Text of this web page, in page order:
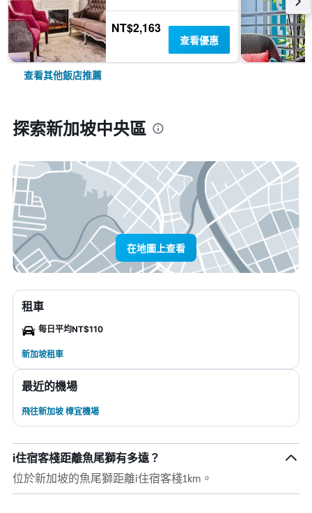
NT$2,163
查看優惠
查看其他飯店推薦
探索新加坡中央區
在地圖上查看
租車
每日平均NT$110
新加坡租車
最近的機場
飛往新加坡 樟宜機場
i住宿客棧距離魚尾獅有多遠？
位於新加坡的魚尾獅距離i住宿客棧1km。